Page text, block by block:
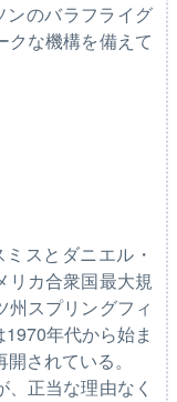
ンのバラフライグ
クな機構を備えて
スとダニエル・
リカ合衆国最大規
スプリングフィ
年代から始ま
されている。
正当な理由なく